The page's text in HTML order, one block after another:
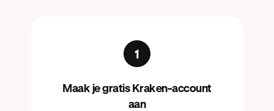
Maak je gratis Kraken-account
aan